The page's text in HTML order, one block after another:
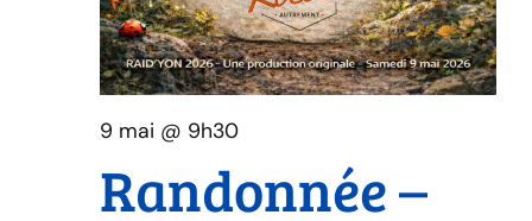
9 mai @ 9h30
Randonnée –